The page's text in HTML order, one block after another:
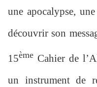
une apocalypse,
découvrir son
15ème Cahier de
un instrument de